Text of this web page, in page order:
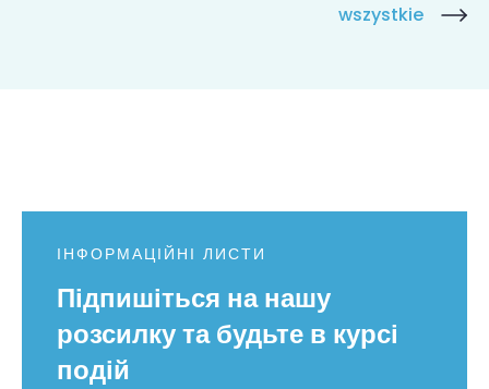
wszystkie
ІНФОРМАЦІЙНІ ЛИСТИ
Підпишіться на нашу
розсилку та будьте в курсі
подій